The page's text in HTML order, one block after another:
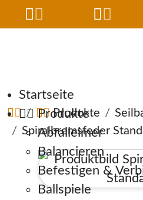
Navigation überspringen
Startseite
Produkte
Abfalleimer
Balancieren
Befestigen &
Ballspiele
Produkte
Spiralbremsfeder